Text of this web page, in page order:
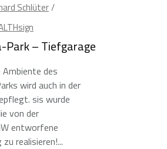
Schlüter
Park – Tiefgarage
Ambiente des
wird auch in der
sis wurde
von der
entworfene
zu realisieren!